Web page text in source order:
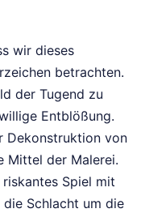
wir dieses
betrachten.
der Tugend zu
Entblößung.
Dekonstruktion von
Mittel der Malerei.
Spiel mit
Schlacht um die